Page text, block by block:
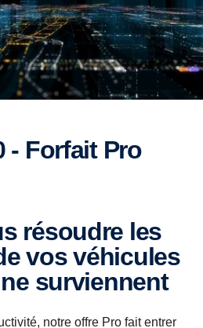
- Forfait Pro
vos véhicules
surviennent
notre offre Pro fait entrer